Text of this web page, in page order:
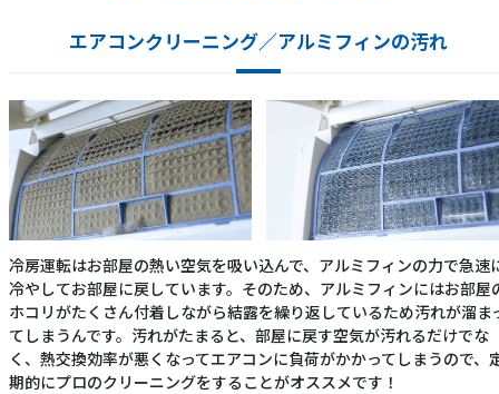
エアコンクリーニング／アルミフィンの汚れ
冷房運転はお部屋の熱い空気を吸い込んで、アルミフィンの力で急速
冷やしてお部屋に戻しています。そのため、アルミフィンにはお部屋
ホコリがたくさん付着しながら結露を繰り返しているため汚れが溜ま
てしまうんです。汚れがたまると、部屋に戻す空気が汚れるだけでな
く、熱交換効率が悪くなってエアコンに負荷がかかってしまうので、
期的にプロのクリーニングをすることがオススメです！